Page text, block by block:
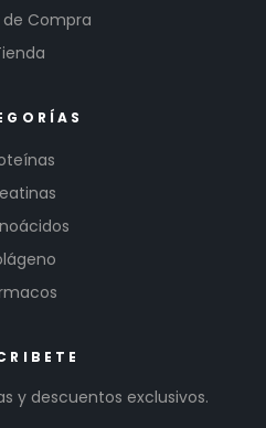
Compra
y descuentos exclusivos.